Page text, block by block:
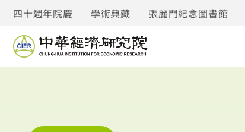
四十週年院慶 學術典藏 張麗門紀念圖書館